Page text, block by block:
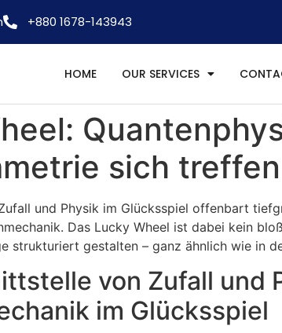
+880 1678-143943
HOME OUR SERVICES
sich treffen
und Physik im Glücksspiel offenbart
Das Lucky Wheel ist dabei kein
strukturiert gestalten – ganz ähnlich wie in
von Zufall und
im Glücksspiel